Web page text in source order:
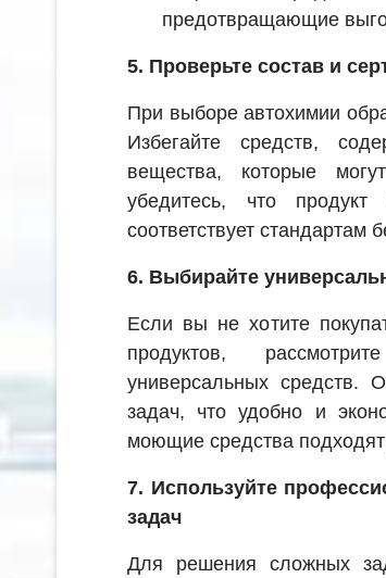
предотвращающие
5. Проверьте состав и
При выборе автохимии
Избегайте средств,
вещества, которые
убедитесь, что
соответствует стандартам
6. Выбирайте
Если вы не хотите
продуктов,
универсальных средств.
задач, что удобно и
моющие средства
7. Используйте
задач
Для решения сложных